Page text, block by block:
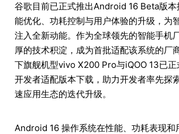
谷歌目前已正式推出Android 16 Beta版本
能优化、功耗控制与用户体验的升级，为
注入全新动能。作为全球领先的智能手机
厚的技术积淀，成为首批适配该系统的厂
下旗舰机型vivo X200 Pro与iQOO 13已
开发者适配版本下载，助力开发者率先探
速应用生态的迭代升级。
Android 16 操作系统在性能、功耗表现和